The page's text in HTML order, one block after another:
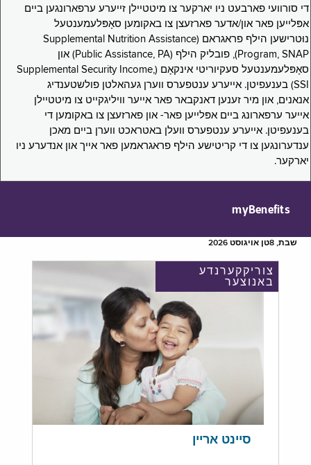
די סורוועי פארבעט ניו יארקער צו מיטטיילן זייערע ערפארונגען ביים
אפּלייען פאר און/אדער פארזעצן צו באקומען סאָפּלעמענטעל
נוּטרישען הילף פראגראם (Supplemental Nutrition Assistance
Program, SNAP), פובליק הילף (Public Assistance, PA) און
סאָפּלעמענטעל סעקיוריטי אינקאָם (Supplemental Security Income,
SSI) בענעפיטן. אייערע ענטפערס ווערן געהאלטן פולשטענדיג
אנאנים, און מיר זענען דאנקבאר פאר אייער וויליגקייט צו מיטטיילן
אייער ערפארונג ביים אפּלייען פאר- און פארזעצן צו באקומען די
בענעפיטן. אייערע ענטפערס וועלן באטראכט ווערן ביים מאכן
ענדערונגען צו די קריטישע הילף פראגראמען פאר אייך און אנדערע ניו
יארקער.
myBenefits
שבת, 8טן אויגוסט 2026
צוריקקערנדע
באנוצער
סיינט אריין